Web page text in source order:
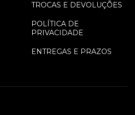
TROCAS E DEVOLUÇÕES
POLÍTICA DE
PRIVACIDADE
ENTREGAS E PRAZOS